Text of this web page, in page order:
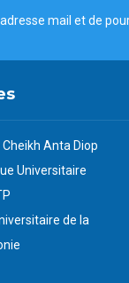
mail et de
Anta Diop
Universitaire
de la